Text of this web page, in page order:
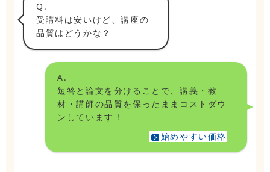
Q.
受講料は安いけど、講座の
品質はどうかな？
A.
短答と論文を分けることで、講義・教
材・講師の品質を保ったままコストダウ
ンしています！
始めやすい価格